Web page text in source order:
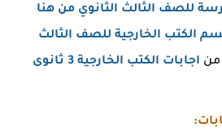
للصف الثالث الثانوي من هنا
الكتب الخارجية للصف الثالث
من
اجابات الكتب الخارجية 3 ثانوى